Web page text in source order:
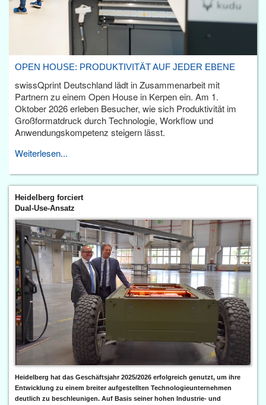
OPEN HOUSE: PRODUKTIVITÄT AUF JEDER EBENE
swissQprint Deutschland lädt in Zusammenarbeit mit
Partnern zu einem Open House in Kerpen ein. Am 1.
Oktober 2026 erleben Besucher, wie sich Produktivität im
Großformatdruck durch Technologie, Workflow und
Anwendungskompetenz steigern lässt.
Weiterlesen...
Heidelberg forciert
Dual-Use-Ansatz
Heidelberg hat das Geschäftsjahr 2025/2026 erfolgreich genutzt, um ihre
Entwicklung zu einem breiter aufgestellten Technologieunternehmen
deutlich zu beschleunigen. Auf Basis seiner hohen Industrie- und